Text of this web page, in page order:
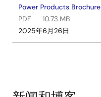
Power Products Brochure
PDF
10.73 MB
2025年6月26日